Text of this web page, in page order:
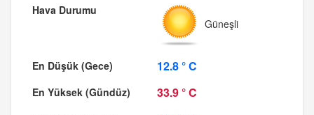
Güneşli
12.8 ° C
33.9 ° C